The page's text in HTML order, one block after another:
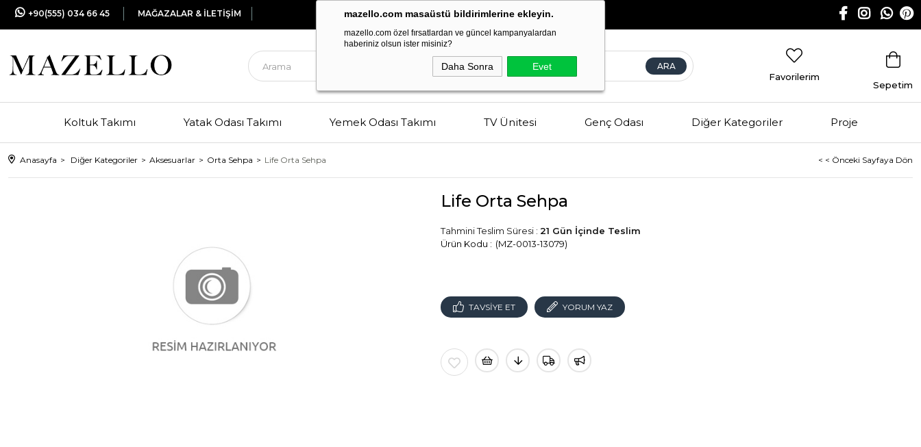
mazello.com masaüstü bildirimlerine ekleyin.
mazello.com özel fırsatlardan ve güncel kampanyalardan
haberiniz olsun ister misiniz?
Daha Sonra Evet
+90(555) 034 66 45 MAĞAZALAR & İLETİŞİM EstetikveKaliteninBuluşma Noktası
Sepetim
Favorilerim
Koltuk Takımı Yatak Odası Takımı Yemek Odası Takımı TV Ünitesi Genç Odası Diğer Kategoriler Proje
Anasayfa Diğer Kategoriler Aksesuarlar Orta Sehpa Life Orta Sehpa < < Önceki Sayfaya Dön
Life Orta Sehpa
Tahmini Teslim Süresi : 21 Gün İçinde Teslim
(MZ-0013-13079)
TAVSIYE ET YORUM YAZ